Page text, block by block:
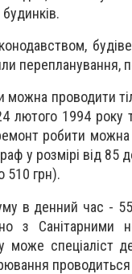
перепланування,
проводити
лютого 1994
робити
у розмірі від 85
510 грн).
в денний час -
з
спеціаліст